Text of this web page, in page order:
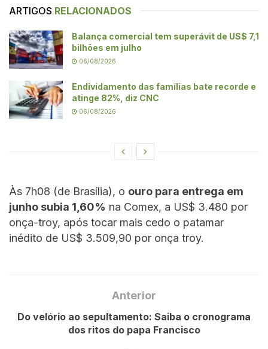
ARTIGOS RELACIONADOS
Balança comercial tem superávit de US$ 7,1
bilhões em julho
06/08/2026
Endividamento das famílias bate recorde e
atinge 82%, diz CNC
06/08/2026
Às 7h08 (de Brasília), o ouro para entrega em
junho subia 1,60% na Comex, a US$ 3.480 por
onça-troy, após tocar mais cedo o patamar
inédito de US$ 3.509,90 por onça troy.
Anterior
Do velório ao sepultamento: Saiba o cronograma
dos ritos do papa Francisco